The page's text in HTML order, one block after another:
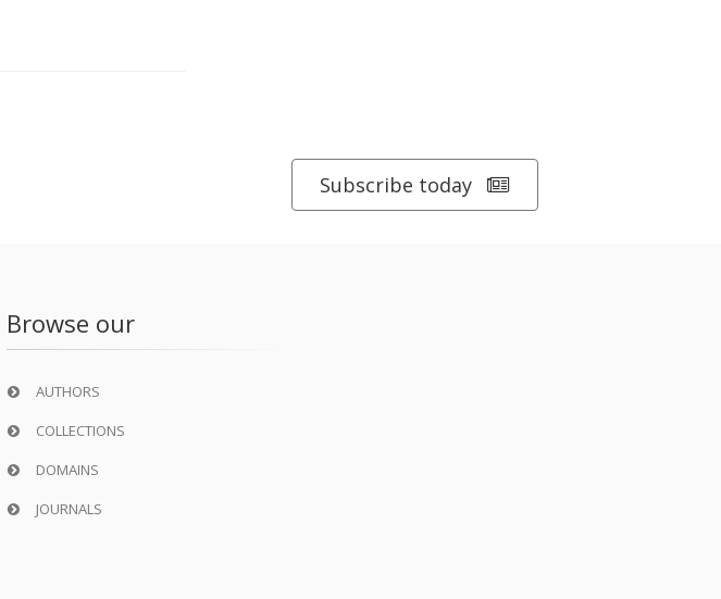
Subscribe today
Browse our
AUTHORS
COLLECTIONS
DOMAINS
JOURNALS